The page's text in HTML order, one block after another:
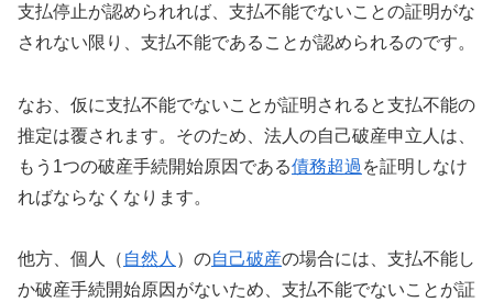
支払停止が認められれば、支払不能でないことの証明がな
されない限り、支払不能であることが認められるのです。
なお、仮に支払不能でないことが証明されると支払不能の
推定は覆されます。そのため、法人の自己破産申立人は、
もう1つの破産手続開始原因である債務超過 を証明しなけ
ればならなくなります。
他方、個人（ 自然人 ）の自己破産の場合には、支払不能し
か破産手続開始原因がないため、支払不能でないことが証